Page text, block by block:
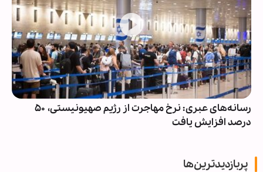
رسانه‌های عبری: نرخ مهاجرت از رژیم صهیونیستی، ۵۰
درصد افزایش یافت
پربازدیدترین‌ها